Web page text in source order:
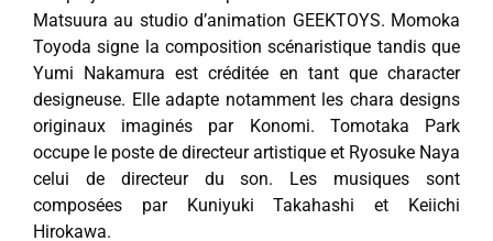
Matsuura au studio d’animation GEEKTOYS. Momoka
Toyoda signe la composition scénaristique tandis que
Yumi Nakamura est créditée en tant que character
designeuse. Elle adapte notamment les chara designs
originaux imaginés par Konomi. Tomotaka Park
occupe le poste de directeur artistique et Ryosuke Naya
celui de directeur du son. Les musiques sont
composées par Kuniyuki Takahashi et Keiichi
Hirokawa.